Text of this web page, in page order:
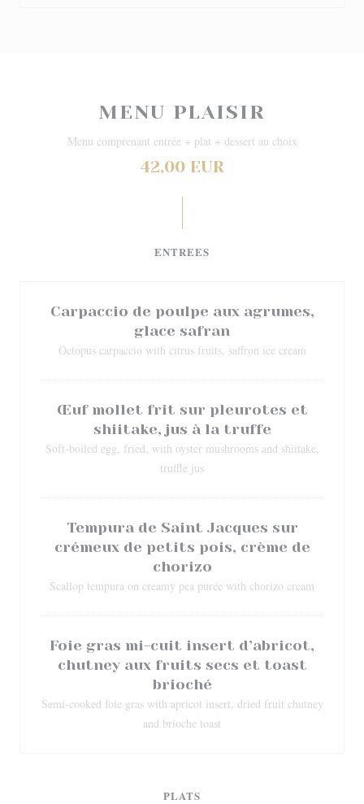
MENU PLAISIR
Menu comprenant entrée + plat + dessert au choix
42,00 EUR
ENTREES
Carpaccio de poulpe aux agrumes,
glace safran
Octopus carpaccio with citrus fruits, saffron ice cream
Œuf mollet frit sur pleurotes et
shiitake, jus à la truffe
Soft-boiled egg, fried, with oyster mushrooms and shiitake,
truffle jus
Tempura de Saint Jacques sur
crémeux de petits pois, crème de
chorizo
Scallop tempura on creamy pea purée with chorizo cream
Foie gras mi-cuit insert d’abricot,
chutney aux fruits secs et toast
brioché
Semi-cooked foie gras with apricot insert, dried fruit chutney
and brioche toast
PLATS